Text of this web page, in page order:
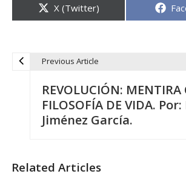
Compartir
en
X (Twitter)
e
Previous Article
REVOLUCIÓN: MENTIRA
FILOSOFÍA DE VIDA.
Jiménez García.
Related Articles